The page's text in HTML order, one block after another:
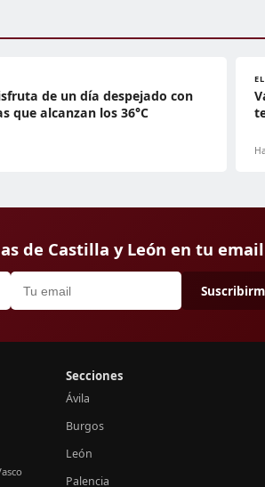
de un día despejado con
que alcanzan los 36°C
de Castilla y León en tu email
Secciones
Ávila
Burgos
León
Palencia